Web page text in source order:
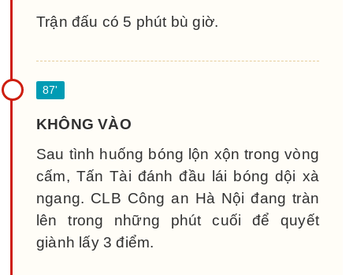
Trận đấu có 5 phút bù giờ.
KHÔNG VÀO
Sau tình huống bóng lộn xộn trong vòng
cấm, Tấn Tài đánh đầu lái bóng dội xà
ngang. CLB Công an Hà Nội đang tràn
lên trong những phút cuối để quyết
giành lấy 3 điểm.